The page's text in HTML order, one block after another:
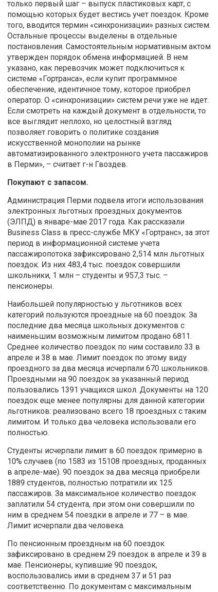
только первый шаг – выпуск пластиковых карт, с
помощью которых будет вестись учет поездок. Кроме
того, вводится термин «синхронизации» разных систем.
Остальные процессы выделены в отдельные
постановления. Самостоятельным нормативным актом
утвержден порядок обмена информацией. В нем
указано, как перевозчик может подключиться к
системе «Гортранса», если купит программное
обеспечение, идентичное тому, которое приобрел
оператор. О «синхронизации» систем речи уже не идет.
Если смотреть на каждый документ в отдельности, то
все выглядит неплохо, но целостный взгляд
позволяет говорить о политике создания
искусственной монополии на рынке
автоматизированного электронного учета пассажиров
в Перми», – считает г-н Гвоздев.
Покупают с запасом.
Администрация Перми подвела итоги использования
электронных льготных проездных документов
(ЭЛПД) в январе-мае 2017 года. Как рассказали
Business Class в пресс-службе МКУ «Гортранс», за этот
период в информационной системе учета
пассажиропотока зафиксировано 2,514 млн льготных
поездок. Из них 483,4 тыс. поездок совершили
школьники, 1 млн – студенты и 957,3 тыс. –
пенсионеры.
Наибольшей популярностью у льготников всех
категорий пользуются проездные на 60 поездок. За
последние два месяца школьных документов с
наименьшим возможным лимитом продано 6811.
Среднее количество поездок по ним составило 33 в
апреле и 38 в мае. Лимит поездок по этому виду
проездного за два месяца исчерпали 670 школьников.
Проездными на 90 поездок за указанный период
пользовались 1391 учащихся школ. Документы на 120
поездок еще менее популярны для данной категории
льготников: реализовано всего 18 проездных с таким
лимитом. И только два человека использовали его
полностью.
Студенты исчерпали лимит в 60 поездок примерно в
10% случаев (по 1583 из 15108 проездных, проданных
в апреле-мае). 90 поездок за два месяца приобрели
1889 студентов, полностью потратили их 125
пассажиров. За максимальное количество поездок
заплатили 54 студента, при этом они совершили по
ним в среднем 54 поездки в апреле и 77 – в мае.
Лимит исчерпали два человека.
По пенсионным проездным на 60 поездок
зафиксировано в среднем 29 поездок в апреле и 39 в
мае. Пенсионеры, купившие 90 поездок,
воспользовались ими в среднем 37 и 51 раз
соответственно. По документам с максимальным